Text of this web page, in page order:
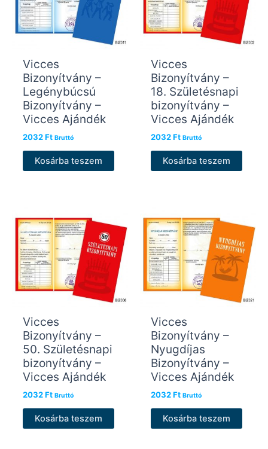
Vicces
Bizonyítvány –
Legénybúcsú
Bizonyítvány –
Vicces Ajándék
2032Ft Bruttó
Kosárba teszem
Vicces
Bizonyítvány –
18. Születésnapi
bizonyítvány –
Vicces Ajándék
2032Ft Bruttó
Kosárba teszem
Vicces
Bizonyítvány –
50. Születésnapi
bizonyítvány –
Vicces Ajándék
2032Ft Bruttó
Kosárba teszem
Vicces
Bizonyítvány –
Nyugdíjas
Bizonyítvány –
Vicces Ajándék
2032Ft Bruttó
Kosárba teszem